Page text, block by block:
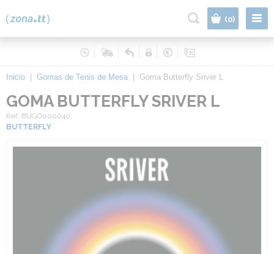
(0)
Inicio Gomas de Tenis de Mesa Goma Butterfly Sriver L
GOMA BUTTERFLY SRIVER L
Ref. BUGO000040
BUTTERFLY